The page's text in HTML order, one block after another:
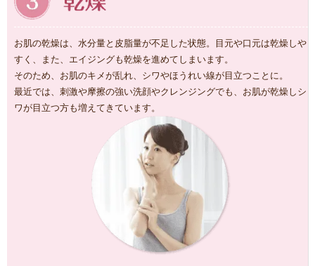
お肌の乾燥は、水分量と皮脂量が不足した状態。目元や口元は乾燥しや
すく、また、エイジングも乾燥を進めてしまいます。
そのため、お肌のキメが乱れ、シワやほうれい線が目立つことに。
最近では、刺激や摩擦の強い洗顔やクレンジングでも、お肌が乾燥しシ
ワが目立つ方も増えてきています。